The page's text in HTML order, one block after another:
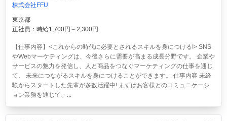
株式会社FFU
東京都
正社員：時給1,700円～2,300円
【仕事内容】<これからの時代に必要とされるスキルを身につける!> SNS
やWebマーケティングは、今後さらに需要が高まる成長分野です。 企業や
サービスの魅力を発信し、人と商品をつなぐマーケティングの仕事を通じ
て、 未来につながるスキルを身につけることができます。 仕事内容 未経
験からスタートした先輩が多数活躍中! まずはお客様とのコミュニケーシ
ョン業務を通じて、...